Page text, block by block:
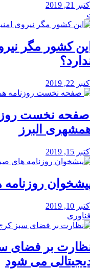
اکتبر 21, 2019
این کشور مگر
اکتبر 22, 2019
صفحه نخست
البرز
اکتبر 15, 2019
اکتبر 10, 2019
بر فضای
می شود